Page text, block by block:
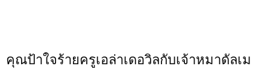
คุณป้าใจร้ายครูเอล่าเดอวิลกับเจ้าหมาดัลเม